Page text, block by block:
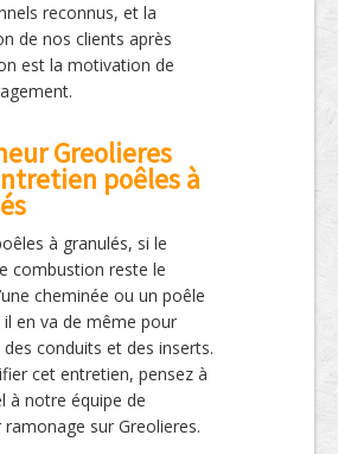
reconnus, et la
de nos clients après
est la motivation de
Greolieres
poêles à
à granulés, si le
combustion reste le
cheminée ou un poêle
il en va de même pour
des conduits et des inserts.
cet entretien, pensez à
à notre équipe de
sur Greolieres.